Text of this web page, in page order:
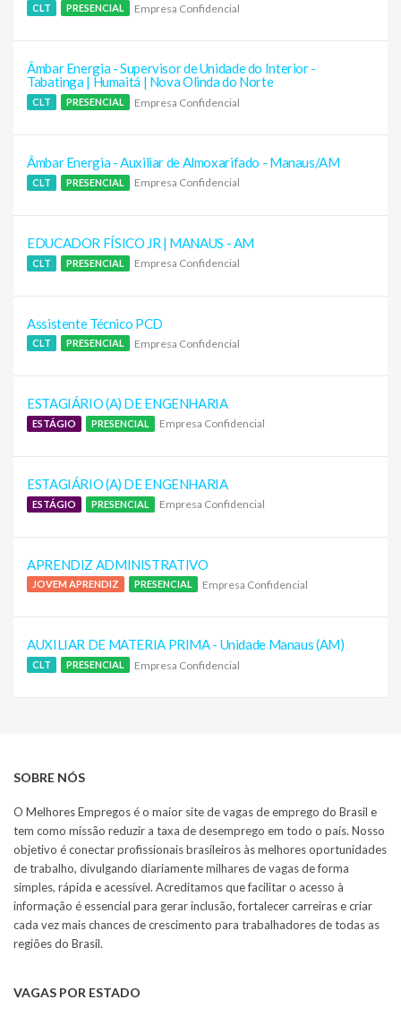
CLT PRESENCIAL Empresa Confidencial
Âmbar Energia - Supervisor de Unidade do Interior -
Tabatinga | Humaitá | Nova Olinda do Norte
CLT PRESENCIAL Empresa Confidencial
Âmbar Energia - Auxiliar de Almoxarifado - Manaus/AM
CLT PRESENCIAL Empresa Confidencial
EDUCADOR FÍSICO JR | MANAUS - AM
CLT PRESENCIAL Empresa Confidencial
Assistente Técnico PCD
CLT PRESENCIAL Empresa Confidencial
ESTAGIÁRIO (A) DE ENGENHARIA
ESTÁGIO PRESENCIAL Empresa Confidencial
ESTAGIÁRIO (A) DE ENGENHARIA
ESTÁGIO PRESENCIAL Empresa Confidencial
APRENDIZ ADMINISTRATIVO
JOVEM APRENDIZ PRESENCIAL Empresa Confidencial
AUXILIAR DE MATERIA PRIMA - Unidade Manaus (AM)
CLT PRESENCIAL Empresa Confidencial
SOBRE NÓS
O Melhores Empregos é o maior site de vagas de emprego do Brasil e
tem como missão reduzir a taxa de desemprego em todo o país. Nosso
objetivo é conectar profissionais brasileiros às melhores oportunidades
de trabalho, divulgando diariamente milhares de vagas de forma
simples, rápida e acessível. Acreditamos que facilitar o acesso à
informação é essencial para gerar inclusão, fortalecer carreiras e criar
cada vez mais chances de crescimento para trabalhadores de todas as
regiões do Brasil.
VAGAS POR ESTADO